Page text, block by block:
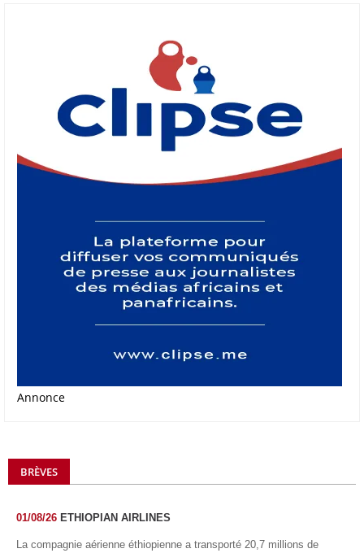
Annonce
BRÈVES
01/08/26 ETHIOPIAN AIRLINES
La compagnie aérienne éthiopienne a transporté 20,7 millions de